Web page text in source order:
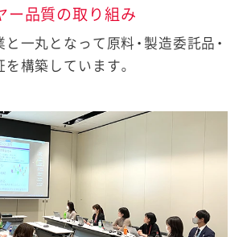
ー品質の取り組み
一丸となって原料・製造委託品・
構築しています。